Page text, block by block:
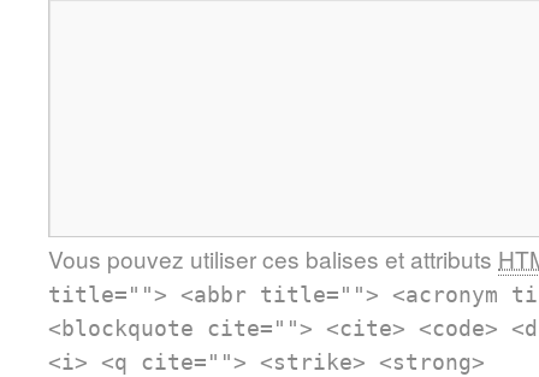
Vous pouvez utiliser ces balises et attributs
title=""> <abbr title=""> <acronym
<blockquote cite=""> <cite> <code>
<i> <q cite=""> <strike> <strong>